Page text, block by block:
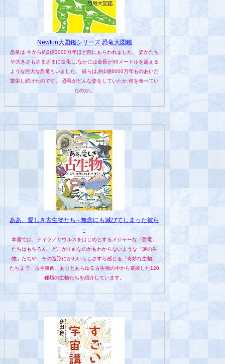
Newton大図鑑シリーズ 恐竜大図鑑
恐竜は,今から約2億3000万年ほど前にあらわれました。 姿かたち
や大きさもさまざまに進化し,なかには全長が30メートルを超える
ような巨大な恐竜もいました。 彼らは,約1億6000万年ものあいだ
繁栄し続けたのです。 恐竜がどんな姿をしていたか,何を食べてい
たのか。
ああ、愛しき古生物たち - 無念にも滅びてしまった彼ら
-
本書では、ティラノサウルスをはじめとするメジャーな「恐竜」
たちはもちろん、どこが正面なのかもわからないような「謎の生
物」たちや、その造形にかわいらしさすら感じる「奇妙な生物」
たちまで、古今東西、ありとあらゆる古生物の中から選抜した120
種類の生物たちを紹介しています。